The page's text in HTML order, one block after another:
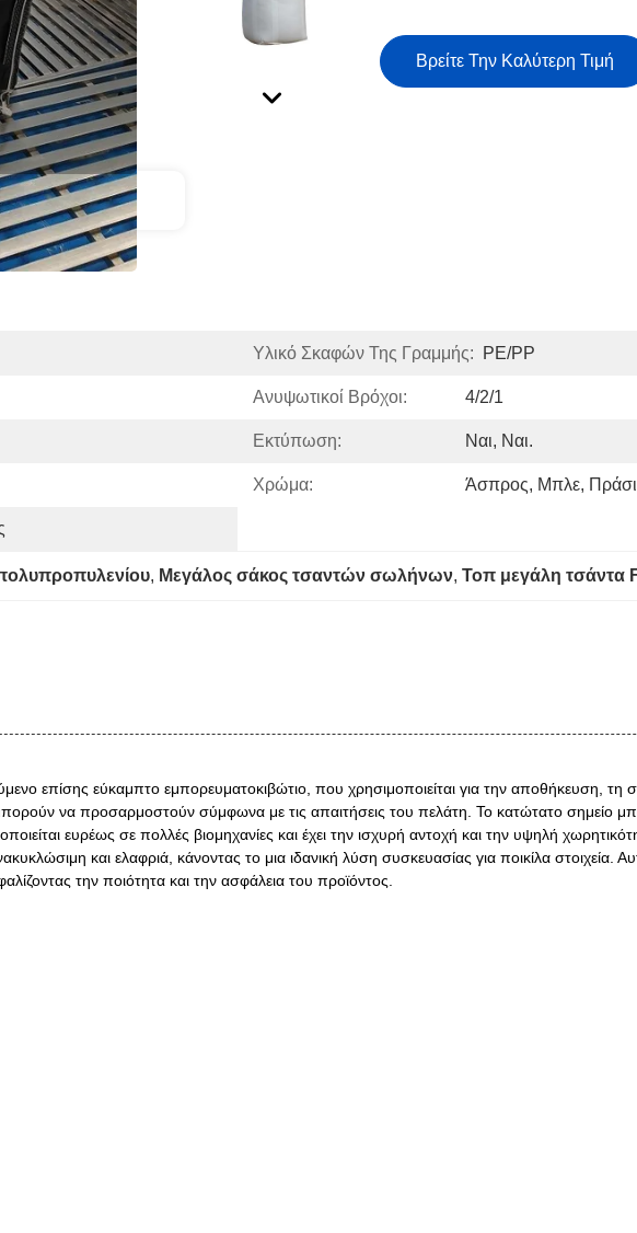
Βρείτε Την Καλύτερη Τιμή
Description
Υλικό Σκαφών Της Γραμμής: PE/PP
Ανυψωτικοί Βρόχοι: 4/2/1
Εκτύπωση: Ναι, Ναι.
Χρώμα: Άσπρος, Μπλε,
, Μεγάλος σάκος τσαντών σωλήνων, Τοπ μεγάλη τσάντα
επίσης εύκαμπτο εμπορευματοκιβώτιο, που χρησιμοποιείται για την αποθήκευση, τη
να προσαρμοστούν σύμφωνα με τις απαιτήσεις του πελάτη. Το κατώτατο σημείο
ευρέως σε πολλές βιομηχανίες και έχει την ισχυρή αντοχή και την υψηλή
και ελαφριά, κάνοντας το μια ιδανική λύση συσκευασίας για ποικίλα στοιχεία.
την ποιότητα και την ασφάλεια του προϊόντος.